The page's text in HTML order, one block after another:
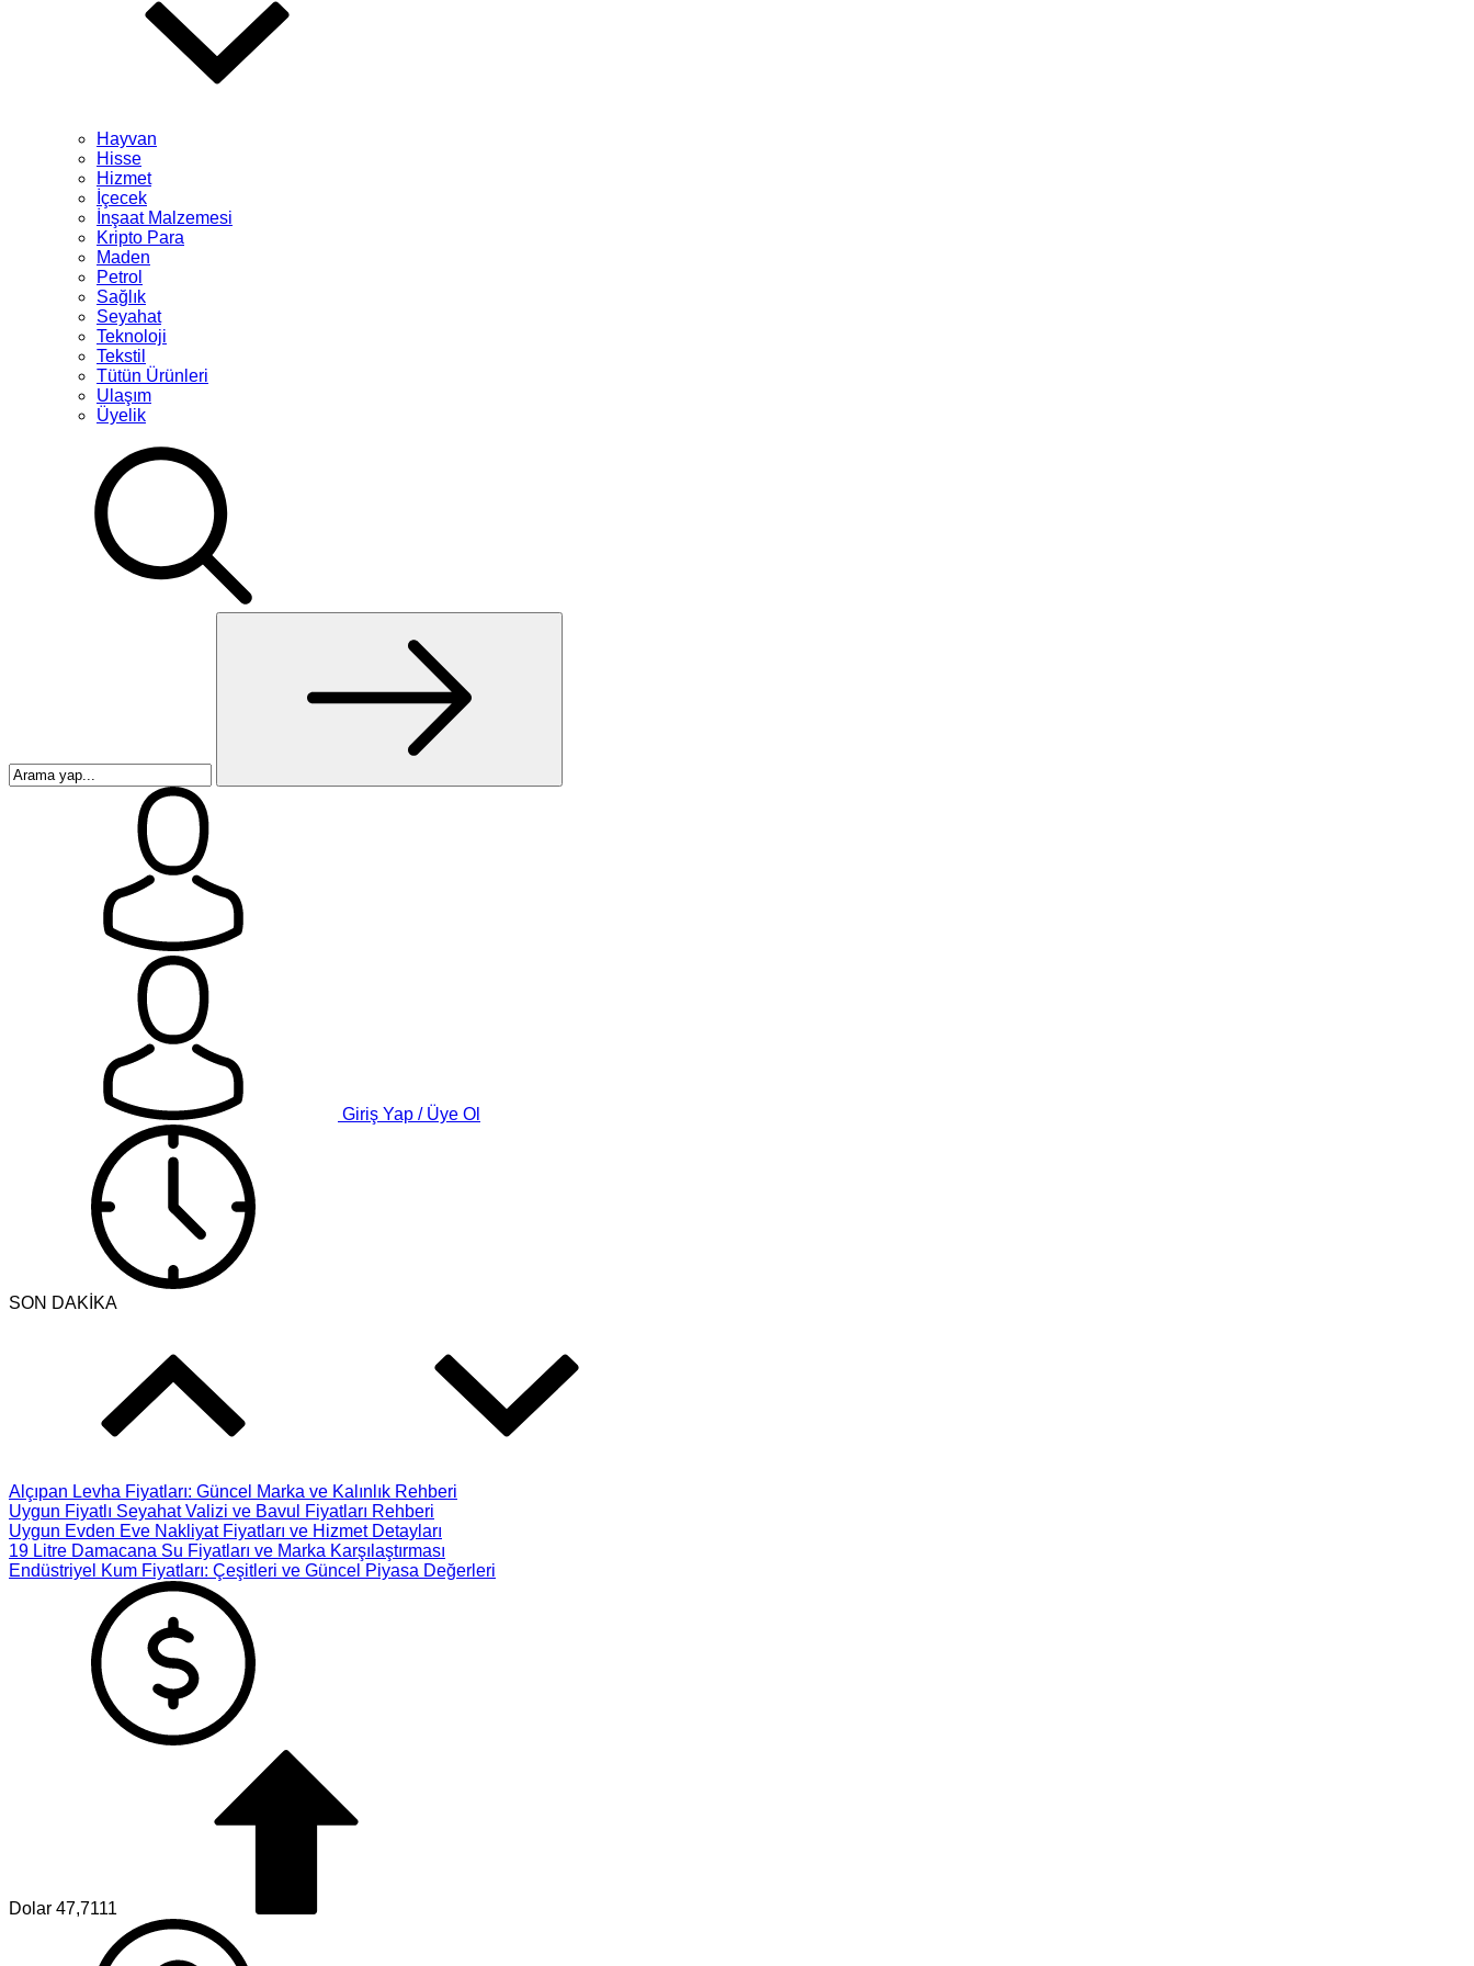
Hayvan
Hisse
Hizmet
İçecek
İnşaat Malzemesi
Kripto Para
Maden
Petrol
Sağlık
Seyahat
Teknoloji
Tekstil
Tütün Ürünleri
Ulaşım
Üyelik
Giriş Yap / Üye Ol
SON DAKİKA
Alçıpan Levha Fiyatları: Güncel Marka ve Kalınlık Rehberi
Uygun Fiyatlı Seyahat Valizi ve Bavul Fiyatları Rehberi
Uygun Evden Eve Nakliyat Fiyatları ve Hizmet Detayları
19 Litre Damacana Su Fiyatları ve Marka Karşılaştırması
Endüstriyel Kum Fiyatları: Çeşitleri ve Güncel Piyasa Değerleri
Dolar 47,7111